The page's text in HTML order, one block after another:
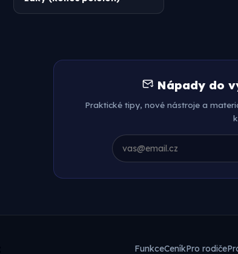
Nápady do
Praktické tipy, nové nástroje a
FunkceCeníkPro rodiče